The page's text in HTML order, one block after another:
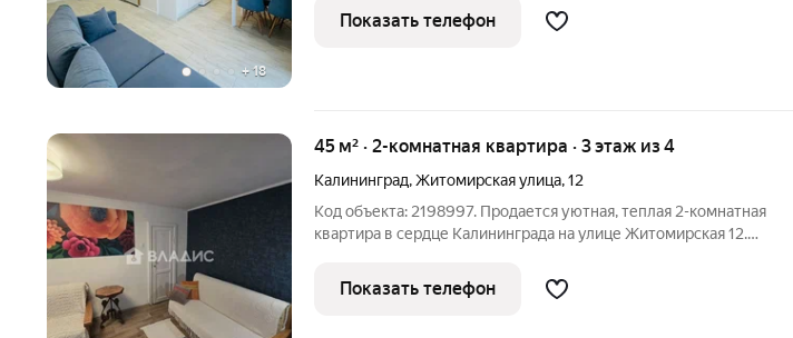
+ 18
Ключевые детали: - Этаж: 3 из 9 - Тип дома:
Показать телефон
45 м² · 2-комнатная квартира · 3 этаж из 4
Калининград,Житомирская улица,12
Код объекта: 2198997. Продается уютная, теплая 2-комнатная
квартира в сердце Калининграда на улице Житомирская 12.
Квартира расположена в районе с развитой инфраструктурой, что
делает ее
Показать телефон